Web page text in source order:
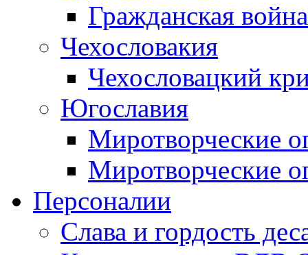
Гражданская
Чехословакия
Чехословацкий
Югославия
Миротворческие
Миротворческие
Персоналии
Слава и гордость